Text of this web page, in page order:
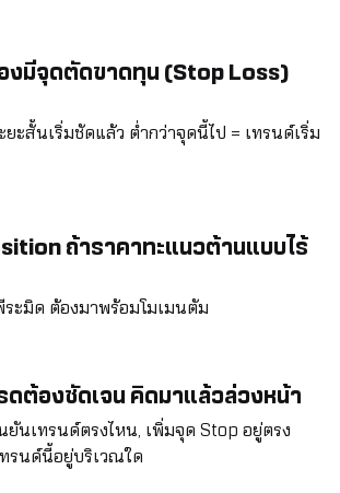
งมีจุดตัดขาดทุน (Stop Loss)
ยะสั้นเริ่มชัดแล้ว ต่ำกว่าจุดนี้ไป = เทรนด์เริ่ม
ถ้าราคาทะแนวต้านแบบไร้
ะมิด ต้องมาพร้อมโมเมนตัม
ดต้องชัดเจน คิดมาแล้วล่วงหน้า
ยันเทรนด์ตรงไหน, เพิ่มจุด Stop อยู่ตรง
ทรนด์นี้อยู่บริเวณใด